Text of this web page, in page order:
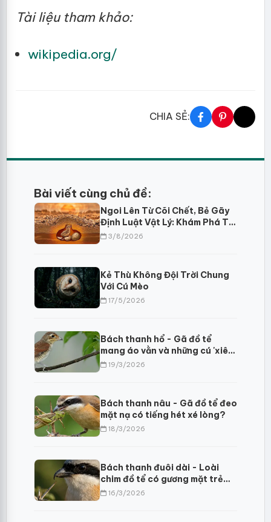
Tài liệu tham khảo:
wikipedia.org/
CHIA SẺ:
Bài viết cùng chủ đề:
Ngoi Lên Từ Cõi Chết, Bẻ Gãy
Định Luật Vật Lý: Khám Phá Trí
Tuệ Sinh Tồn Của Choi Choi Ai
3/8/2026
Kẻ Thù Không Đội Trời Chung
Với Cú Mèo
17/5/2026
Bách thanh hổ - Gã đồ tể
mang áo vằn và những cú 'xiên'
mồi đáng sợ?
19/3/2026
Bách thanh nâu - Gã đồ tể đeo
mặt nạ có tiếng hét xé lòng?
18/3/2026
Bách thanh đuôi dài - Loài
chim đồ tể có gương mặt trẻ
thơ16/3/2026